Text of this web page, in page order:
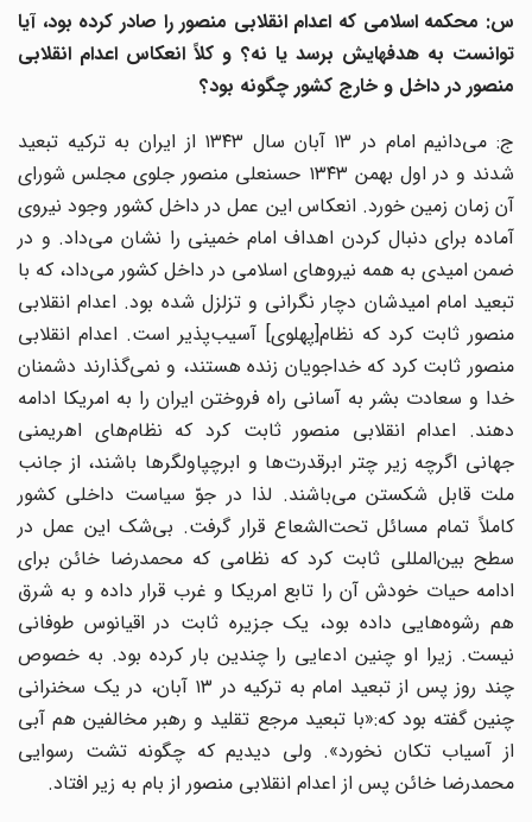
س: محکمه اسلامی که اعدام انقلابی منصور را صادر کرده بود، آیا
توانست به هدفهایش برسد یا نه؟ و کلاً انعکاس اعدام انقلابی
منصور در داخل و خارج کشور چگونه بود؟
ج: می‌دانیم امام در ۱۳ آبان سال ۱۳۴۳ از ایران به ترکیه تبعید
شدند و در اول بهمن ۱۳۴۳ حسنعلی منصور جلوی مجلس شورای
آن زمان زمین خورد. انعکاس این عمل در داخل کشور وجود نیروی
آماده برای دنبال کردن اهداف امام خمینی را نشان می‌داد. و در
ضمن امیدی به همه نیروهای اسلامی در داخل کشور می‌داد، که با
تبعید امام امیدشان دچار نگرانی و تزلزل شده بود. اعدام انقلابی
منصور ثابت کرد که نظام[پهلوی] آسیب‌پذیر است. اعدام انقلابی
منصور ثابت کرد که خداجویان زنده هستند، و نمی‌گذارند دشمنان
خدا و سعادت بشر به آسانی راه فروختن ایران را به امریکا ادامه
دهند. اعدام انقلابی منصور ثابت کرد که نظام‌های اهریمنی
جهانی اگرچه زیر چتر ابرقدرت‌ها و ابرچپاولگرها باشند، از جانب
ملت قابل شکستن می‌باشند. لذا در جوّ سیاست داخلی کشور
کاملاً تمام مسائل تحت‌الشعاع قرار گرفت. بی‌شک این عمل در
سطح بین‌المللی ثابت کرد که نظامی که محمدرضا خائن برای
ادامه حیات خودش آن را تابع امریکا و غرب قرار داده و به شرق
هم رشوه‌هایی داده بود، یک جزیره ثابت در اقیانوس طوفانی
نیست. زیرا او چنین ادعایی را چندین بار کرده بود. به خصوص
چند روز پس از تبعید امام به ترکیه در ۱۳ آبان، در یک سخنرانی
چنین گفته بود که:«با تبعید مرجع تقلید و رهبر مخالفین هم آبی
از آسیاب تکان نخورد». ولی دیدیم که چگونه تشت رسوایی
محمدرضا خائن پس از اعدام انقلابی منصور از بام به زیر افتاد.